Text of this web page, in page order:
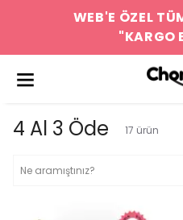
WEB'E ÖZEL
"KARGO
4 Al 3 Öde 17 ürün